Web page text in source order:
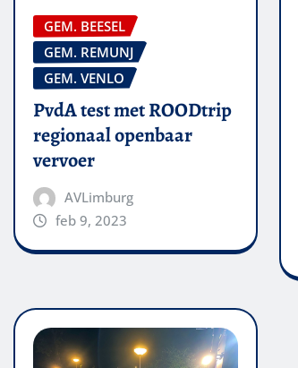
GEM. BEESEL
GEM. REMUNJ
GEM. VENLO
PvdA test met ROODtrip
regionaal openbaar
vervoer
AVLimburg
feb 9, 2023